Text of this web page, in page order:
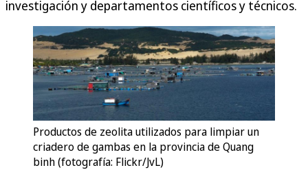
investigación y departamentos científicos y técnicos.
Productos de zeolita utilizados para limpiar un
criadero de gambas en la provincia de Quang
binh (fotografía: Flickr/JvL)